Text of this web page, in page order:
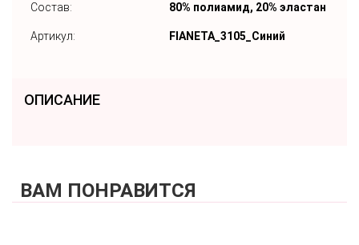
Состав: 80% полиамид, 20% эластан
Артикул: FIANETA_3105_Синий
ОПИСАНИЕ
ВАМ ПОНРАВИТСЯ